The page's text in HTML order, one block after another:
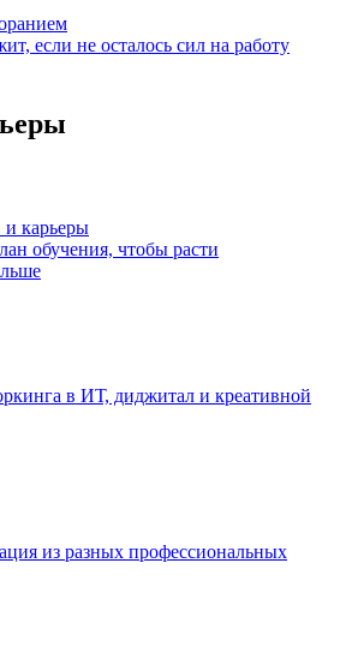
если не осталось сил на работу
и карьеры
обучения, чтобы расти
в ИТ, диджитал и креативной
из разных профессиональных